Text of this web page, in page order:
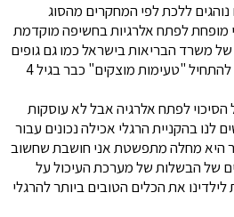
ללכת לפי המחקרים מהסוג
מופחת לפתח אלרגיות בחשיפה מוקדמת
משרד הבריאות בישראל כמו גם גופים
מקבילים בעולם המערבי היא להתחיל "טעימות מוצקים" כבר בגיל 4
לפתח אלרגיה אבל לא עוסקות
לנו בהקניית הרגלי אכילה נכונים עבור
היא מחלה מתפשטת אני חושבת שחשוב
של הבשלות של מערכת העיכול על
את הכלים הטובים ביותר להרגלי